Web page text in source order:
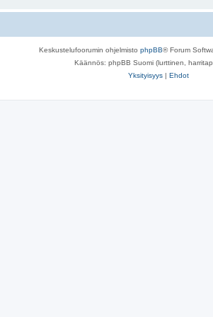
Keskustelufoorumin ohjelmisto phpBB® Forum
Käännös: phpBB Suomi (lurttinen,
Yksityisyys | Ehdot